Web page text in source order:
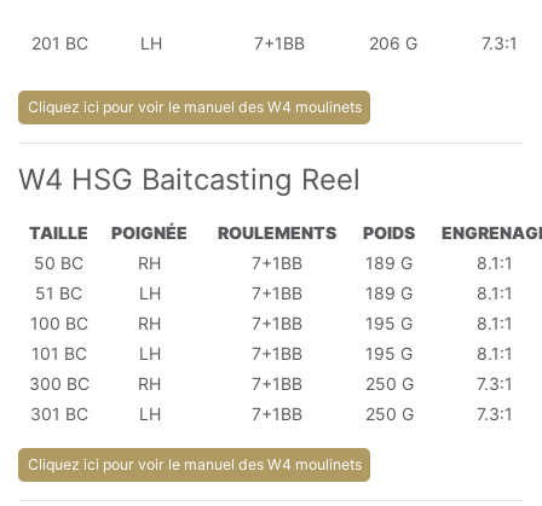
201 BC LH 7+1BB 206 G 7.3:1
Cliquez ici pour voir le manuel des W4 moulinets
W4 HSG Baitcasting Reel
TAILLE POIGNÉE ROULEMENTS POIDS
50 BC
RH 7+1BB 189 G
8.1:1
51 BC
LH 7+1BB 189 G
8.1:1
100 BC
RH 7+1BB 195 G
8.1:1
101 BC
LH 7+1BB 195 G
8.1:1
300 BC
RH 7+1BB 250 G
7.3:1
301 BC
LH 7+1BB 250 G 7.3:1
Cliquez ici pour voir le manuel des W4 moulinets